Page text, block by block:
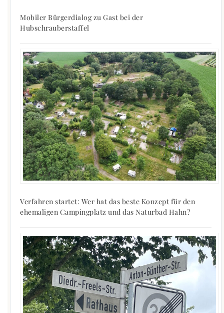
Mobiler Bürgerdialog zu Gast bei der
Hubschrauberstaffel
Verfahren startet: Wer hat das beste Konzept für den
ehemaligen Campingplatz und das Naturbad Hahn?